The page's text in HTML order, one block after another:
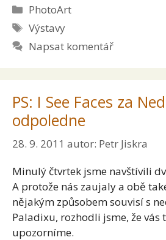
Rubriky
PhotoArt
Štítky
Výstavy
Napsat komentář
PS: I See Faces za
odpoledne
28. 9. 2011 autor: Petr Jiskra
Minulý čtvrtek jsme navštívili
A protože nás zaujaly a obě
nějakým způsobem souvisí s
Paladixu, rozhodli jsme, že vás
upozorníme.